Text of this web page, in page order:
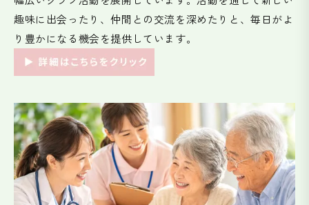
趣味に出会ったり、仲間との交流を深めたりと、毎日がよ
り豊かになる機会を提供しています。